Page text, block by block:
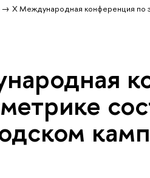
Х Международная конференция по